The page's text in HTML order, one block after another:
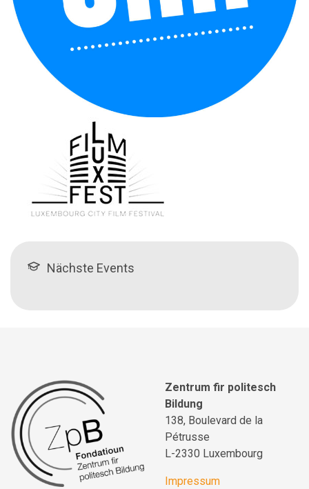
Nächste Events
Zentrum fir politesch
Bildung
138, Boulevard de la
Pétrusse
L-2330 Luxembourg
Impressum